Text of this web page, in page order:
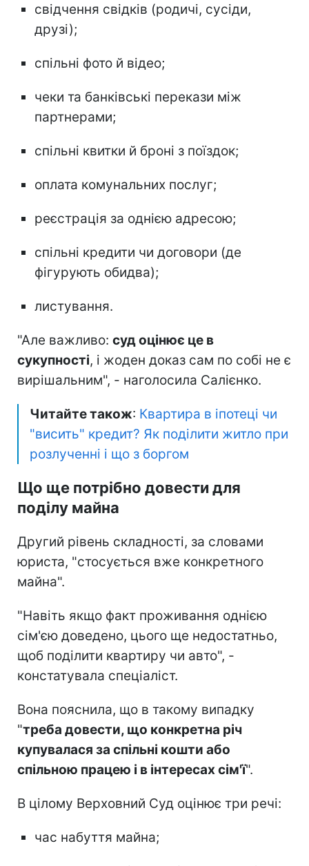
свідчення свідків (родичі, сусіди,
друзі);
спільні фото й відео;
чеки та банківські перекази між
партнерами;
спільні квитки й броні з поїздок;
оплата комунальних послуг;
реєстрація за однією адресою;
спільні кредити чи договори (де
фігурують обидва);
листування.
"Але важливо: суд оцінює це в
сукупності, і жоден доказ сам по собі не є
вирішальним", - наголосила Салієнко.
Читайте також: Квартира в іпотеці чи
"висить" кредит? Як поділити житло при
розлученні і що з боргом
Що ще потрібно довести для
поділу майна
Другий рівень складності, за словами
юриста, "стосується вже конкретного
майна".
"Навіть якщо факт проживання однією
сім'єю доведено, цього ще недостатньо,
щоб поділити квартиру чи авто", -
констатувала спеціаліст.
Вона пояснила, що в такому випадку
"треба довести, що конкретна річ
купувалася за спільні кошти або
спільною працею і в інтересах сім'ї".
В цілому Верховний Суд оцінює три речі:
час набуття майна;